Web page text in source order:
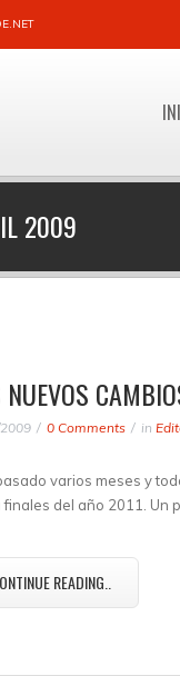
2009
NUEVOS
0 Comments in
varios meses y
finales del año 2011. Un
READING..